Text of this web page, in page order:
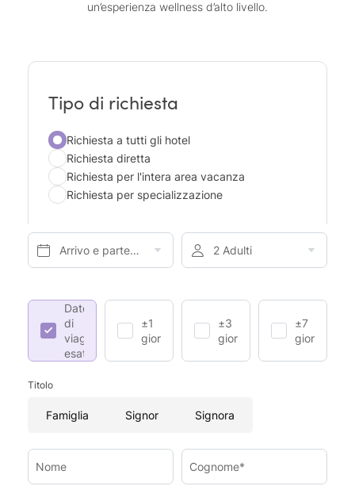
un’esperienza wellness d’alto livello.
Arrivo e partenza* 2 Adulti
Date
di
viaggio
esatte
±1
giorno
±3
giorni
±7
giorni
Titolo
Famiglia Signor Signora
Nome Cognome*
Tipo di richiesta
Richiesta a tutti gli hotel
Richiesta diretta
Richiesta per l'intera area vacanza
Richiesta per specializzazione